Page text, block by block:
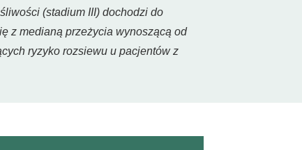
(stadium III) dochodzi do
z medianą przeżycia wynoszącą od
ryzyko rozsiewu u pacjentów z